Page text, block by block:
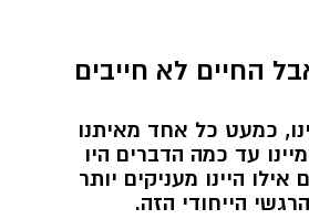
נחשף? צילומים מאירוע
בכתבה? נשמח שתשתפו
החיים לא חייבים
כמעט כל אחד מאיתנו
עד כמה הדברים היו
אילו היינו מעניקים יותר
הייחודי הזה.